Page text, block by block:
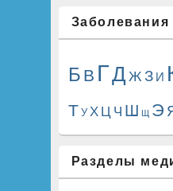
БВ ГДЖЗ И
ТУ ХЦ Ч Ш Щ Э
Разделы